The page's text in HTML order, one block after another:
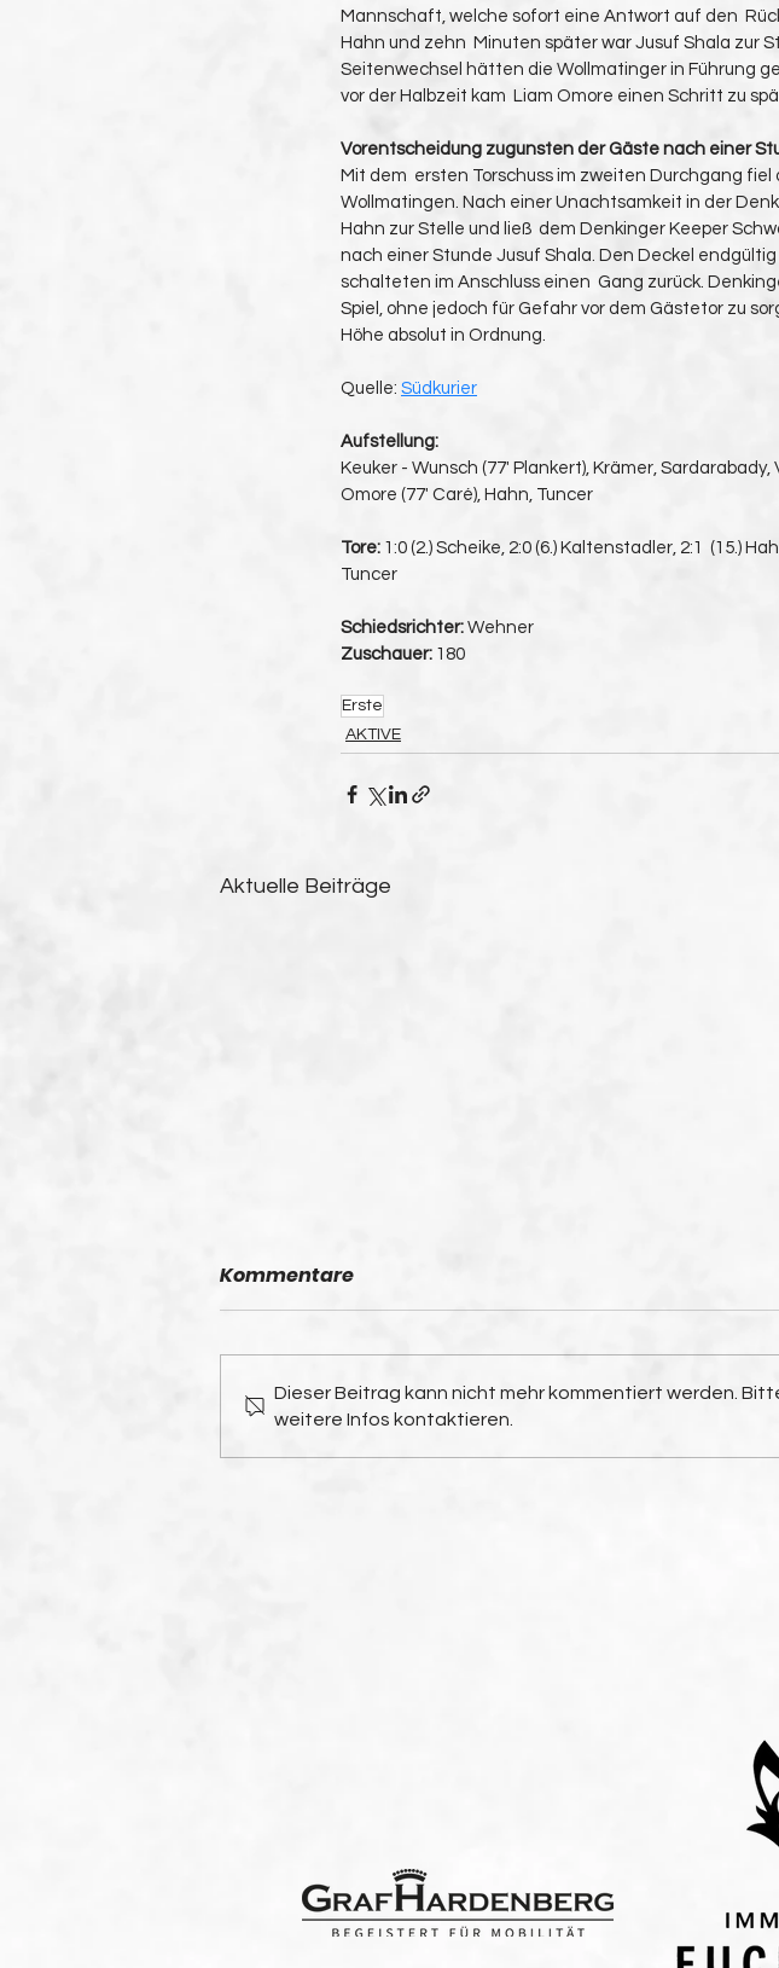
Mannschaft, welche sofort eine Antwort auf den
Hahn und zehn  Minuten später war Jusuf Shala zur
Seitenwechsel hätten die Wollmatinger in Führung
vor der Halbzeit kam  Liam Omore einen Schritt zu
Vorentscheidung zugunsten der Gäste nach einer
Mit dem  ersten Torschuss im zweiten Durchgang
Wollmatingen. Nach einer Unachtsamkeit in der
Hahn zur Stelle und ließ  dem Denkinger Keeper
nach einer Stunde Jusuf Shala. Den Deckel
schalteten im Anschluss einen  Gang zurück.
Spiel, ohne jedoch für Gefahr vor dem Gästetor zu
Höhe absolut in Ordnung.
Quelle: Südkurier
Aufstellung:
Keuker - Wunsch (77' Plankert), Krämer, Sardarabady,
Omore (77' Caré), Hahn, Tuncer
Tore: 1:0 (2.) Scheike, 2:0 (6.) Kaltenstadler, 2:1  (15.)
Tuncer
Schiedsrichter: Wehner
Zuschauer: 180
Erste
AKTIVE
Aktuelle Beiträge
Lehrstunde für unsere
Marcel
Kommentare
Dieser Beitrag kann nicht mehr kommentiert werden.
weitere Infos kontaktieren.